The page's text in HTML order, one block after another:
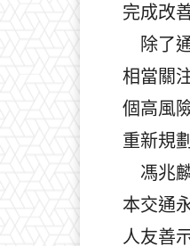
完成改
除了
相當關
個高風
重新規
馮兆
本交通
人友善